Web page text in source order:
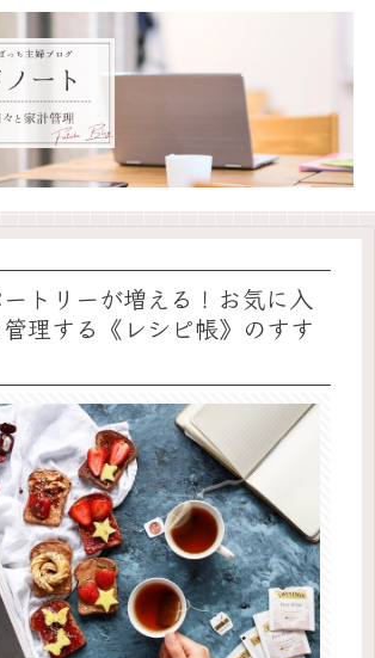
トリーが増える！お気に入
理する《レシピ帳》のすす